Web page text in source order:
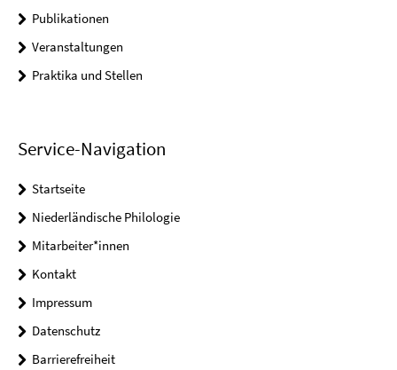
Publikationen
Veranstaltungen
Praktika und Stellen
Service-Navigation
Startseite
Niederländische Philologie
Mitarbeiter*innen
Kontakt
Impressum
Datenschutz
Barrierefreiheit